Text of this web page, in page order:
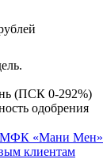
(ПСК 0-292%)
одобрения
«Мани Мен»
клиентам